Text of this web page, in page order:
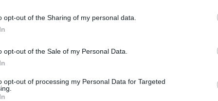
opt-out of the Sharing of my personal data.
opt-out of the Sale of my Personal Data.
opt-out of processing my Personal Data for Targeted
(@Currentreport1)June 11, 2026
μέσα στη νύχτα